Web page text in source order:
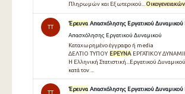
Πληρωμών και Εξωτερικού... Οικογενειακών
TT
Έρευνα Απασχόλησης Εργατικού Δυναμικού
Απασχόλησης Εργατικού Δυναμικού
Καταχωρημένο έγγραφο ή media
∆ΕΛΤΙΟ ΤΥΠΟΥ ΕΡΕΥΝΑΕΡΓΑΤΙΚΟΥ
Η Ελληνική Στατιστική...Εργατικού
κατά τον ...
TT
Έρευνα Απασχόλησης Εργατικού Δυναμικού